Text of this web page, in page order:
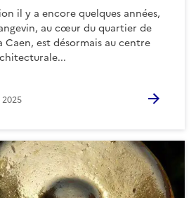
il y a encore quelques années,
au cœur du quartier de
Caen, est désormais au centre